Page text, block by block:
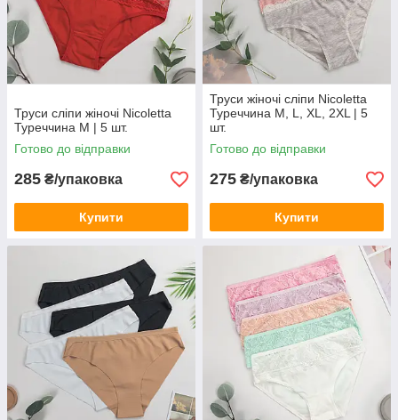
Труси сліпи жіночі Nicoletta
Туреччина M | 5 шт.
Готово до відправки
285 ₴/упаковка
Купити
Труси жіночі сліпи Nicoletta
Туреччина M, L, XL, 2XL | 5
шт.
Готово до відправки
275 ₴/упаковка
Купити